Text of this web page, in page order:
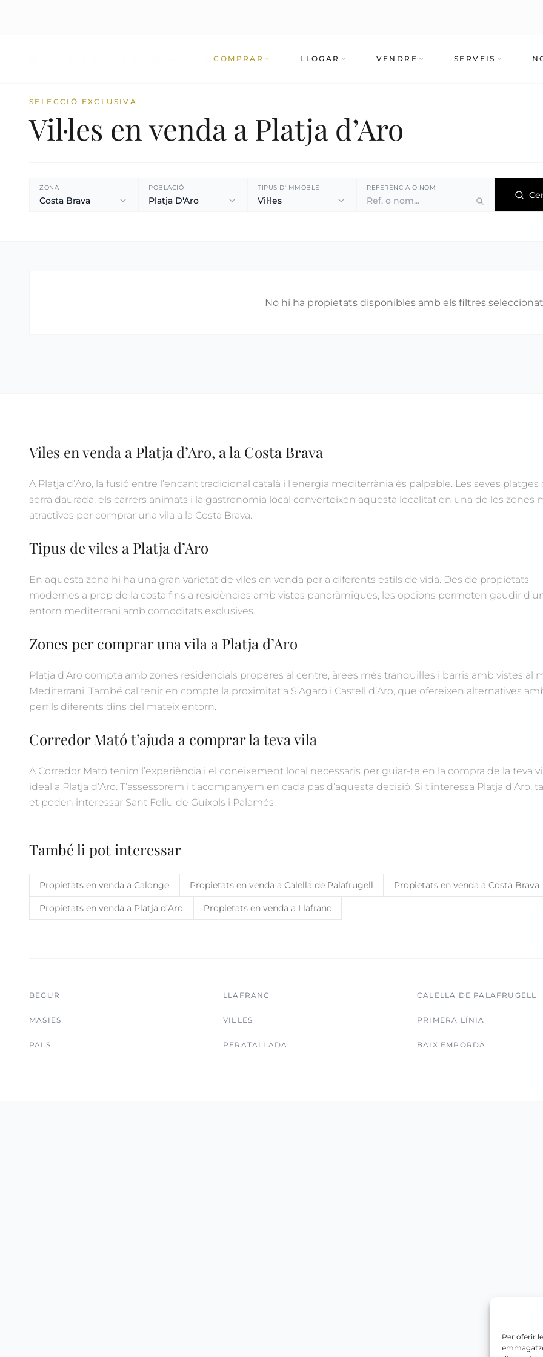
Per oferir
COMPRAR LLOGAR VENDRE SERVEIS
SELECCIÓ EXCLUSIVA
Vil·les en venda a Platja d’Aro
ZONA
Costa Brava
POBLACIÓ
Platja D'Aro
TIPUS D'IMMOBLE
Vil·les
REFERÈNCIA O NOM
No hi ha propietats disponibles amb els filtres
Viles en venda a Platja d’Aro, a la Costa Brava
A Platja d’Aro, la fusió entre l’encant tradicional català i l’energia mediterrània és palpable. Les seves platges
sorra daurada, els carrers animats i la gastronomia local converteixen aquesta localitat en una de les zones
atractives per comprar una vila a la Costa Brava.
Tipus de viles a Platja d’Aro
En aquesta zona hi ha una gran varietat de viles en venda per a diferents estils de vida. Des de propietats
modernes a prop de la costa fins a residències amb vistes panoràmiques, les opcions permeten gaudir
entorn mediterrani amb comoditats exclusives.
Zones per comprar una vila a Platja d’Aro
Platja d’Aro compta amb zones residencials properes al centre, àrees més tranquil·les i barris amb vistes al
Mediterrani. També cal tenir en compte la proximitat a S’Agaró i Castell d’Aro, que ofereixen alternatives
perfils diferents dins del mateix entorn.
Corredor Mató t’ajuda a comprar la teva vila
A Corredor Mató tenim l’experiència i el coneixement local necessaris per guiar-te en la compra de la teva
ideal a Platja d’Aro. T’assessorem i t’acompanyem en cada pas d’aquesta decisió. Si t’interessa Platja d’Aro,
et poden interessar Sant Feliu de Guíxols i Palamós.
També li pot interessar
Propietats en venda a Calonge Propietats en venda a Calella de Palafrugell Propietats en venda a Costa Brava
Propietats en venda a Platja d’Aro Propietats en venda a Llafranc
BEGUR LLAFRANC CALELLA DE PALAFRUGELL
MASIES VIL·LES PRIMERA LÍNIA
PALS PERATALLADA BAIX EMPORDÀ